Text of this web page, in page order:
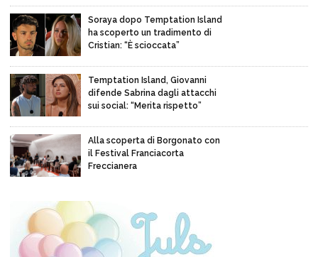
Soraya dopo Temptation Island
ha scoperto un tradimento di
Cristian: “È scioccata”
Temptation Island, Giovanni
difende Sabrina dagli attacchi
sui social: “Merita rispetto”
Alla scoperta di Borgonato con
il Festival Franciacorta
Freccianera